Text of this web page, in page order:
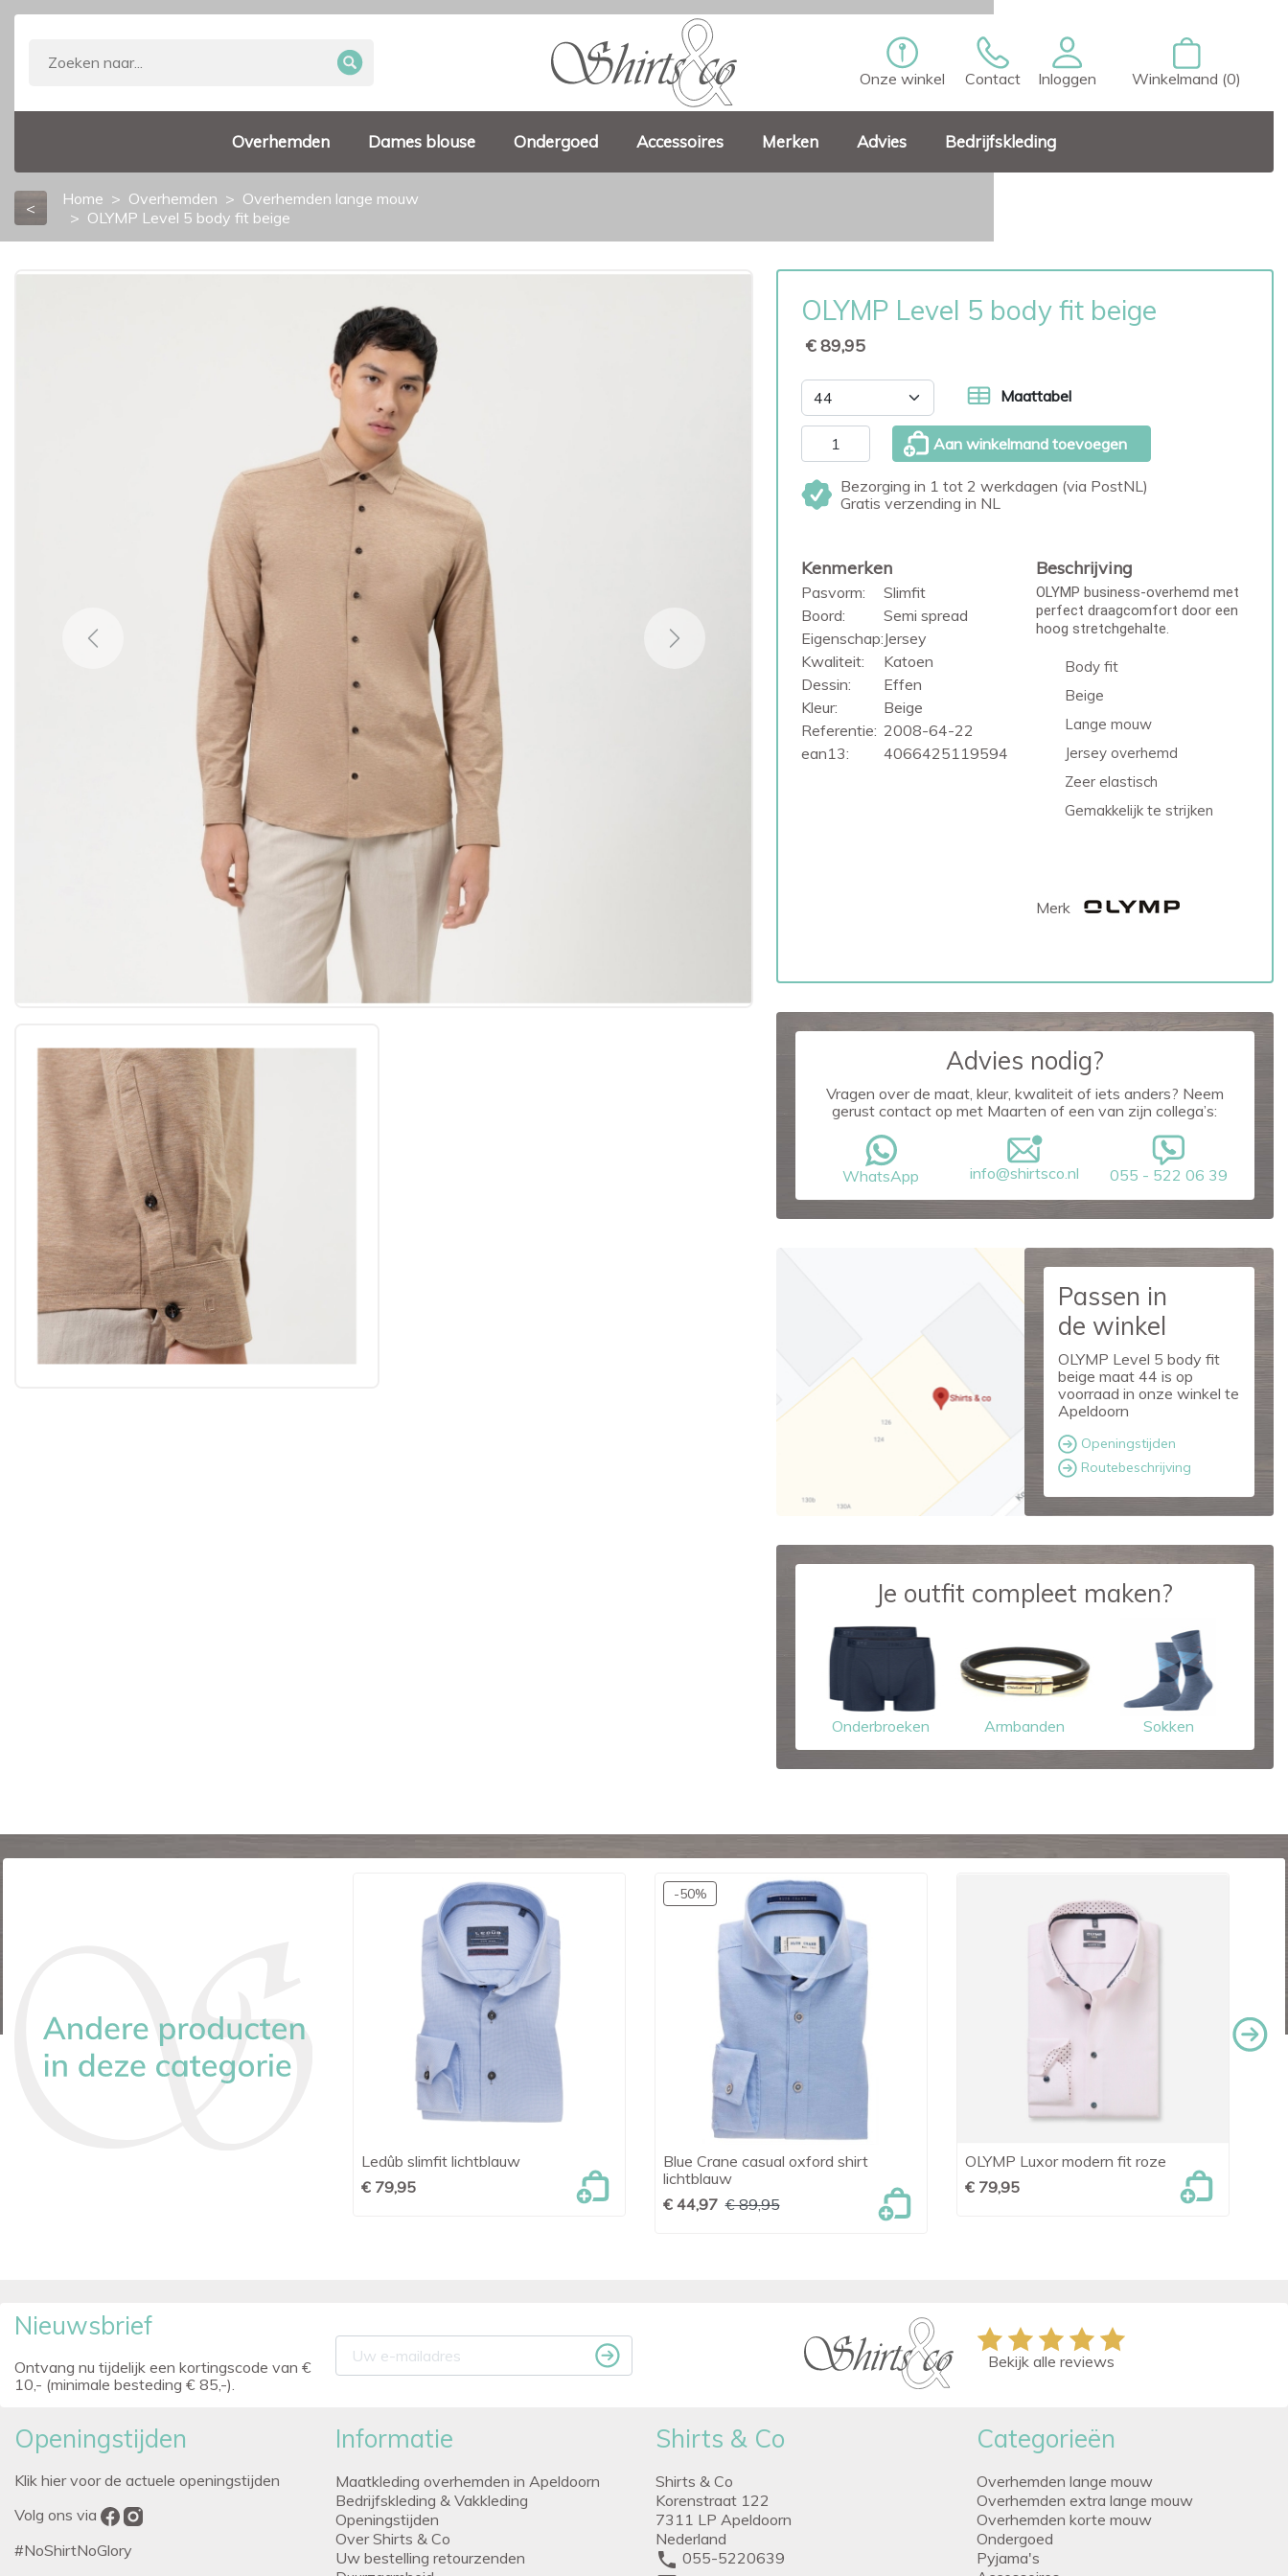
Onze winkel Contact Inloggen Winkelmand (0)
Overhemden Dames blouse Ondergoed Accessoires Merken Advies Bedrijfskleding
< Home Overhemden
Overhemden lange mouw
OLYMP Level 5 body fit beige
Previous Next
OLYMP Level 5 body fit beige
€ 89,95
Maattabel
Aan winkelmand toevoegen
Bezorging in 1 tot 2 werkdagen (via PostNL)
Gratis verzending in NL
Kenmerken
Pasvorm:
Slimfit
Boord:
Semi spread
Eigenschap:Jersey
Kwaliteit:
Katoen
Dessin:
Effen
Kleur:
Beige
Referentie: 2008-64-22
ean13:
4066425119594
Beschrijving
OLYMP business-overhemd met
perfect draagcomfort door een
hoog stretchgehalte.
Body fit
Beige
Lange mouw
Jersey overhemd
Zeer elastisch
Gemakkelijk te strijken
Merk
Advies nodig?
Vragen over de maat, kleur, kwaliteit of iets anders? Neem
gerust contact op met Maarten of een van zijn collega’s:
WhatsApp info@shirtsco.nl 055 - 522 06 39
Passen in
de winkel
OLYMP Level 5 body fit
beige maat 44 is op
voorraad in onze winkel te
Apeldoorn
Openingstijden
Routebeschrijving
Je outfit compleet maken?
Onderbroeken Armbanden Sokken
 Snel bekijken
Ledûb slimfit lichtblauw
€ 79,95
-50%
 Snel bekijken
Blue Crane casual oxford shirt
lichtblauw
€ 44,97 € 89,95
 Snel bekijken
OLYMP Luxor modern fit roze
€ 79,95
Nieuwsbrief
Ontvang nu tijdelijk een kortingscode van €
10,- (minimale besteding € 85,-).
Bekijk alle reviews
Openingstijden
Klik hier voor de actuele openingstijden
Volg ons via
#NoShirtNoGlory
Informatie
Maatkleding overhemden in Apeldoorn
Bedrijfskleding & Vakkleding
Openingstijden
Over Shirts & Co
Uw bestelling retourzenden
Shirts & Co
Shirts & Co
Korenstraat 122
7311 LP Apeldoorn
Nederland
phone 055-5220639
Categorieën
Overhemden lange mouw
Overhemden extra lange mouw
Overhemden korte mouw
Ondergoed
Pyjama's